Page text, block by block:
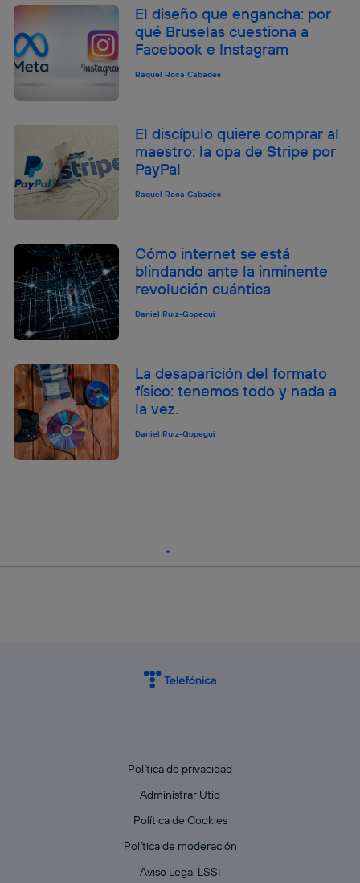
El diseño que engancha: por
qué Bruselas cuestiona a
Facebook e Instagram
Raquel Roca Cabades
El discípulo quiere comprar al
maestro: la opa de Stripe por
PayPal
Raquel Roca Cabades
Cómo internet se está
blindando ante la inminente
revolución cuántica
Daniel Ruiz-Gopegui
La desaparición del formato
físico: tenemos todo y nada a
la vez.
Daniel Ruiz-Gopegui
Política de privacidad
Administrar Utiq
Política de Cookies
Política de moderación
Aviso Legal LSSI